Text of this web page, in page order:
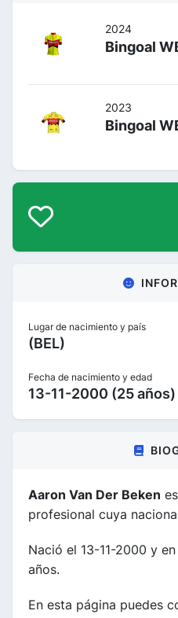
2024
Bingoal
2023
Bingoal
Lugar de nacimiento y país
(BEL)
Fecha de nacimiento y edad
13-11-2000 (25 años)
Aaron Van Der Beken
profesional cuya
Nació el 13-11-2000 y
años.
En esta página puedes